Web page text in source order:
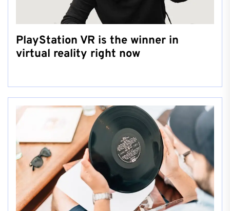
PlayStation VR is the winner in
virtual reality right now